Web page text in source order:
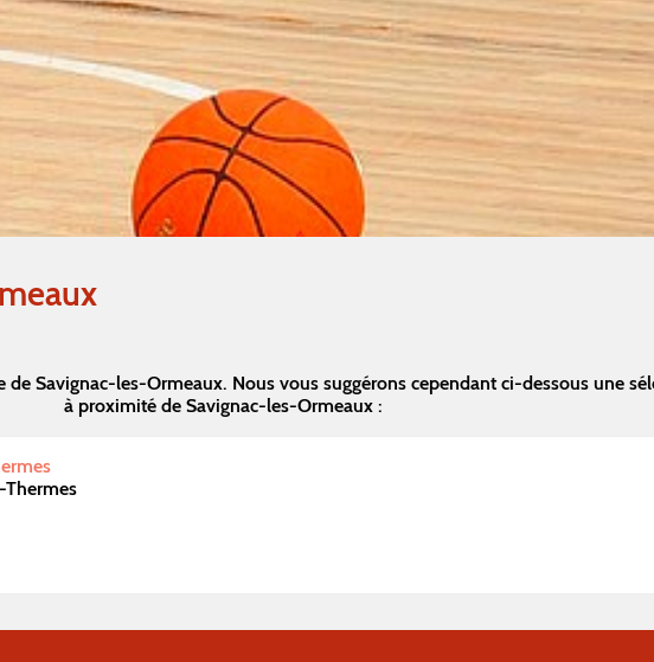
Savignac-les-Ormeaux. Nous vous suggérons cependant ci-dessous une
à proximité de Savignac-les-Ormeaux :